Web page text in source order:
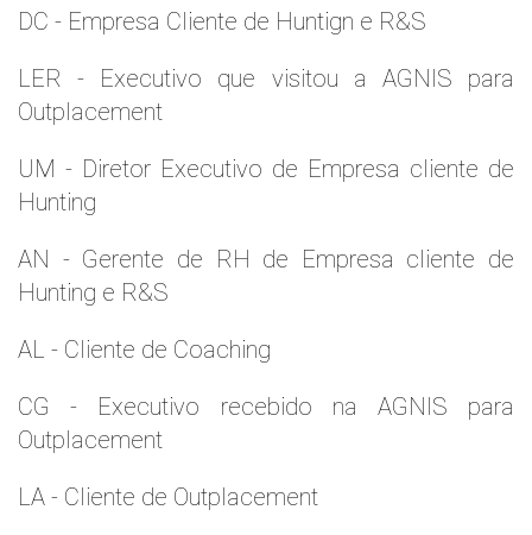
DC - Empresa Cliente de Huntign e R&S
LER - Executivo que visitou a AGNIS para
Outplacement
UM - Diretor Executivo de Empresa cliente de
Hunting
AN - Gerente de RH de Empresa cliente de
Hunting e R&S
AL - Cliente de Coaching
CG - Executivo recebido na AGNIS para
Outplacement
LA - Cliente de Outplacement